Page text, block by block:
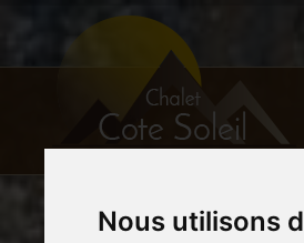
Nous utilisons